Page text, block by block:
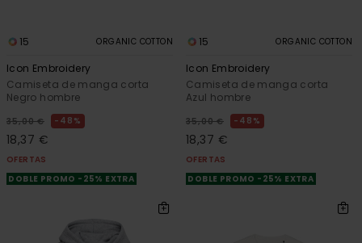
15 ORGANIC COTTON
Icon Embroidery
Camiseta de manga corta
Negro hombre
35,00 € 48%
18,37 €
OFERTAS
DOBLE PROMO -25% EXTRA
15 ORGANIC COTTON
Icon Embroidery
Camiseta de manga corta
Azul hombre
35,00 € 48%
18,37 €
OFERTAS
DOBLE PROMO -25% EXTRA